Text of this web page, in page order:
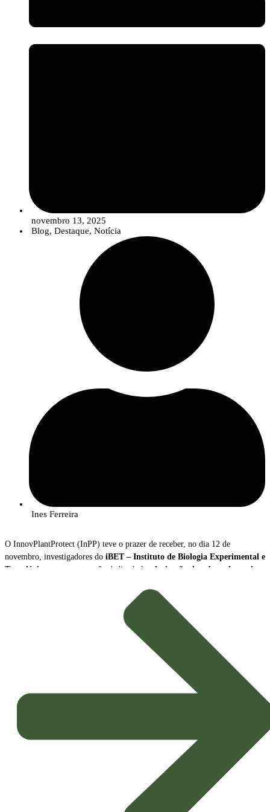
migrar de uma oferta de “produtos” isolados para
qualidade, produtos de síntese convencionais (em doses otimizadas e
novembro 13, 2025
Blog, Destaque, Notícia
Ines Ferreira
O InnovPlantProtect (InPP) teve o prazer de receber, no dia 12 de
novembro, investigadores do iBET – Instituto de Biologia Experimental e
Tecnológica
, para uma sessão dedicada à
valorização de subprodutos da
A sessão contou com a participação de Naiara Fernández
e Líder da Plataforma Tecnológica do iBET, e de
João Baixinho
Doutorando na mesma plataforma. Os investigadores partilharam a missão e
as principais linhas de investigação do centro, dando especial ênfase ao
novos biopesticidas com elevado potencial de
Inovação e Bioeconomia Circular
O foco da apresentação esteve na exploração dos subprodutos da vinicultura,
transformando resíduos em soluções de alto valor acrescentado para a
Os compostos em estudo demonstraram
propriedades promissoras, sendo capazes de
inibir microrganismos
causadores de doenças nas culturas
e de exercer um eficaz